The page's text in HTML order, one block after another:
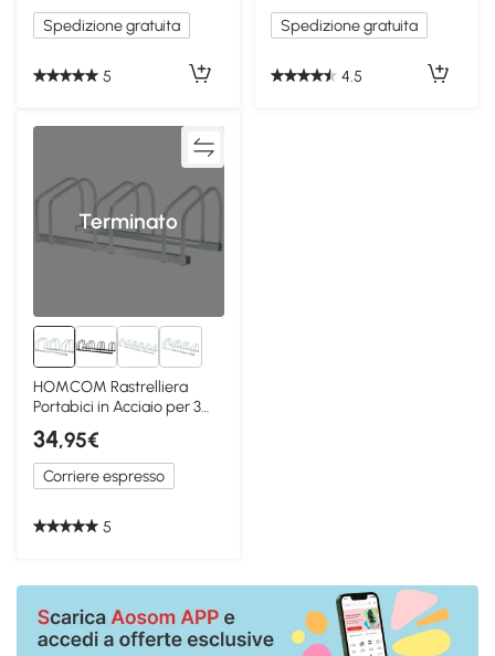
Spedizione gratuita
5
Spedizione gratuita
4.5
Terminato
2+
HOMCOM Rastrelliera
Portabici in Acciaio per 3
Biciclette Argento
34,95€
Corriere espresso
5